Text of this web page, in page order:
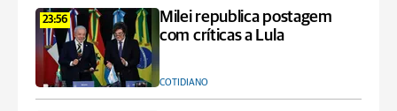
23:56
Milei republica postagem
com críticas a Lula
COTIDIANO